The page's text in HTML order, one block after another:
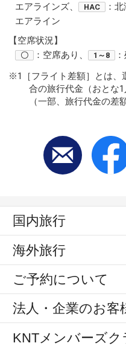
エアラインズ、
HAC ：
エアライン
【空席状況】
〇 ：空席あり、 1～8
※1［フライト差額］とは、
合の旅行代金（おとな
（一部、旅行代金の差
国内旅行
海外旅行
ご予約について
法人・企業のお客
KNTメンバーズク